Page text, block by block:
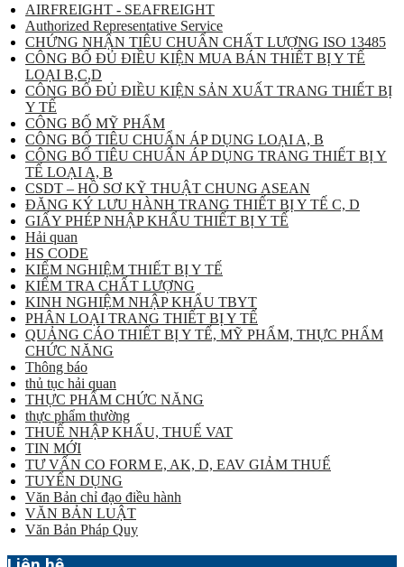
AIRFREIGHT - SEAFREIGHT
Authorized Representative Service
CHỨNG NHẬN TIÊU CHUẨN CHẤT LƯỢNG ISO 13485
CÔNG BỐ ĐỦ ĐIỀU KIỆN MUA BÁN THIẾT BỊ Y TẾ
LOẠI B,C,D
CÔNG BỐ ĐỦ ĐIỀU KIỆN SẢN XUẤT TRANG THIẾT BỊ
Y TẾ
CÔNG BỐ MỸ PHẨM
CÔNG BỐ TIÊU CHUẨN ÁP DỤNG LOẠI A, B
CÔNG BỐ TIÊU CHUẨN ÁP DỤNG TRANG THIẾT BỊ Y
TẾ LOẠI A, B
CSDT – HỒ SƠ KỸ THUẬT CHUNG ASEAN
ĐĂNG KÝ LƯU HÀNH TRANG THIẾT BỊ Y TẾ C, D
GIẤY PHÉP NHẬP KHẨU THIẾT BỊ Y TẾ
Hải quan
HS CODE
KIỂM NGHIỆM THIẾT BỊ Y TẾ
KIỂM TRA CHẤT LƯỢNG
KINH NGHIỆM NHẬP KHẨU TBYT
PHÂN LOẠI TRANG THIẾT BỊ Y TẾ
QUẢNG CÁO THIẾT BỊ Y TẾ, MỸ PHẨM, THỰC PHẨM
CHỨC NĂNG
Thông báo
thủ tục hải quan
THỰC PHẨM CHỨC NĂNG
thực phẩm thường
THUẾ NHẬP KHẨU, THUẾ VAT
TIN MỚI
TƯ VẤN CO FORM E, AK, D, EAV GIẢM THUẾ
TUYỂN DỤNG
Văn Bản chỉ đạo điều hành
VĂN BẢN LUẬT
Văn Bản Pháp Quy